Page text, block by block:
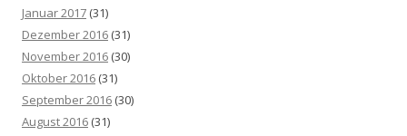
Januar 2017 (31)
Dezember 2016 (31)
November 2016 (30)
Oktober 2016 (31)
September 2016 (30)
August 2016 (31)